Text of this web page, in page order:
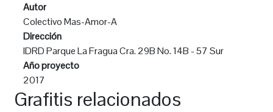
Autor
Colectivo Mas-Amor-A
Dirección
IDRD Parque La Fragua Cra. 29B No. 14B - 57 Sur
Año proyecto
2017
Grafitis relacionados